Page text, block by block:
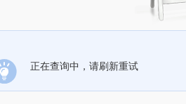
正在查询中，请刷新重试